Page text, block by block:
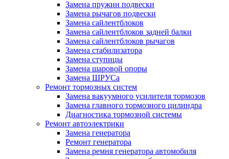
Замена пружин подвески
Замена рычагов подвески
Замена сайлентблоков
Замена сайлентблоков задней балки
Замена сайлентблоков рычагов
Замена стабилизатора
Замена ступицы
Замена шаровой опоры
Замена ШРУСа
Ремонт тормозных систем
Замена вакуумного усилителя тормозов
Замена главного тормозного цилиндра
Диагностика тормозной системы
Ремонт автоэлектрики
Замена генератора
Ремонт генератора
Замена ремня генератора автомобиля